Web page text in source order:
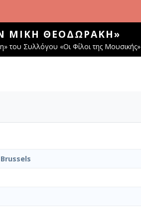
ΜΊΚΗ ΘΕΟΔΩΡΆΚΗ»
του Συλλόγου «Οι Φίλοι της Μουσικής»
Brussels